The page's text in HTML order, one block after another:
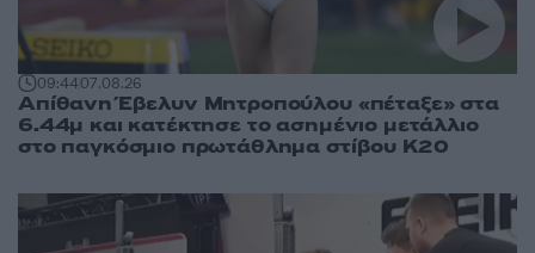
09:4407.08.26
Απίθανη Έβελυν Μητροπούλου «πέταξε» στα
6.44μ και κατέκτησε το ασημένιο μετάλλιο
στο παγκόσμιο πρωτάθλημα στίβου Κ20